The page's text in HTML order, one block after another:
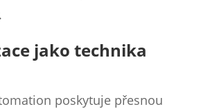
jako technika
poskytuje přesnou